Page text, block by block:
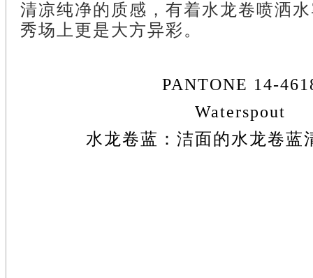
清凉纯净的质感，有着水龙卷喷洒
秀场上更是大方异彩。
PANTONE 14-
Waterspout
水龙卷蓝：洁面的水龙卷蓝